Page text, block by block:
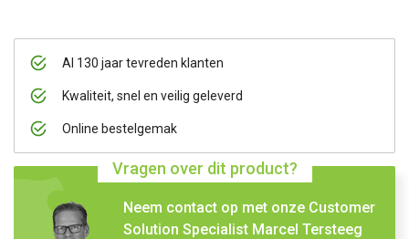
Al 130 jaar tevreden klanten
Kwaliteit, snel en veilig geleverd
Online bestelgemak
Vragen over dit product?
Neem contact op met onze Customer
Solution Specialist Marcel Tersteeg